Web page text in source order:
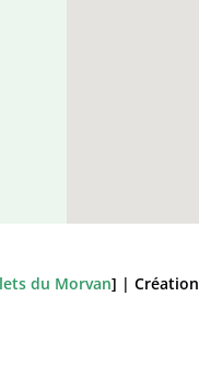
du Morvan] | Création